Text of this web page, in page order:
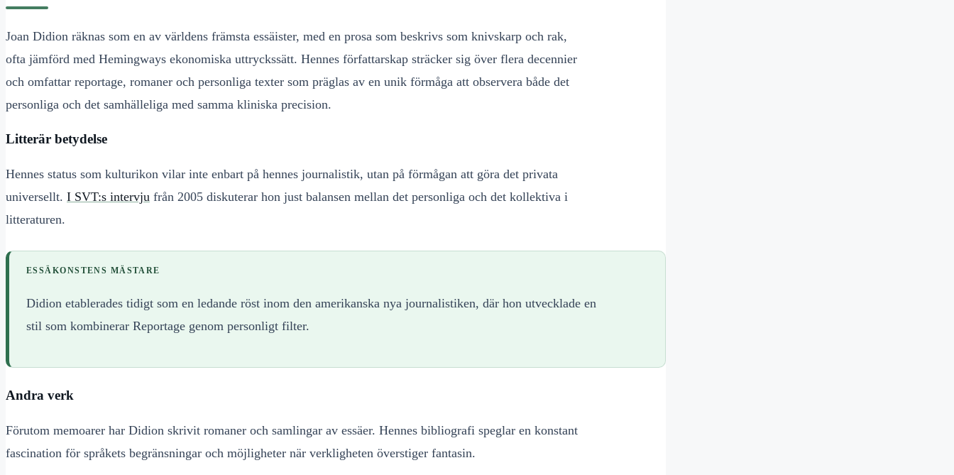
Joan Didion räknas som en av världens främsta essäister, med en prosa som beskrivs som knivskarp och rak,
ofta jämförd med Hemingways ekonomiska uttryckssätt. Hennes författarskap sträcker sig över flera decennier
och omfattar reportage, romaner och personliga texter som präglas av en unik förmåga att observera både det
personliga och det samhälleliga med samma kliniska precision.
Litterär betydelse
Hennes status som kulturikon vilar inte enbart på hennes journalistik, utan på förmågan att göra det privata
universellt. I SVT:s intervju från 2005 diskuterar hon just balansen mellan det personliga och det kollektiva i
litteraturen.
ESSÄKONSTENS MÄSTARE
Didion etablerades tidigt som en ledande röst inom den amerikanska nya journalistiken, där hon utvecklade en
stil som kombinerar Reportage genom personligt filter.
Andra verk
Förutom memoarer har Didion skrivit romaner och samlingar av essäer. Hennes bibliografi speglar en konstant
fascination för språkets begränsningar och möjligheter när verkligheten överstiger fantasin.